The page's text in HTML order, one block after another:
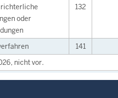
oder
132
141
nicht vor.